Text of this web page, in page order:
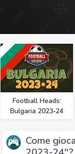
Football Heads:
Bulgaria 2023‑24
Come